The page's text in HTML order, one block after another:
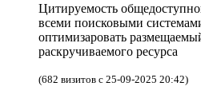
Цитируемость
всеми поисковыми
оптимизаровать
раскручиваемого ресурса
(682 визитов с 25-09-2025 20:42)